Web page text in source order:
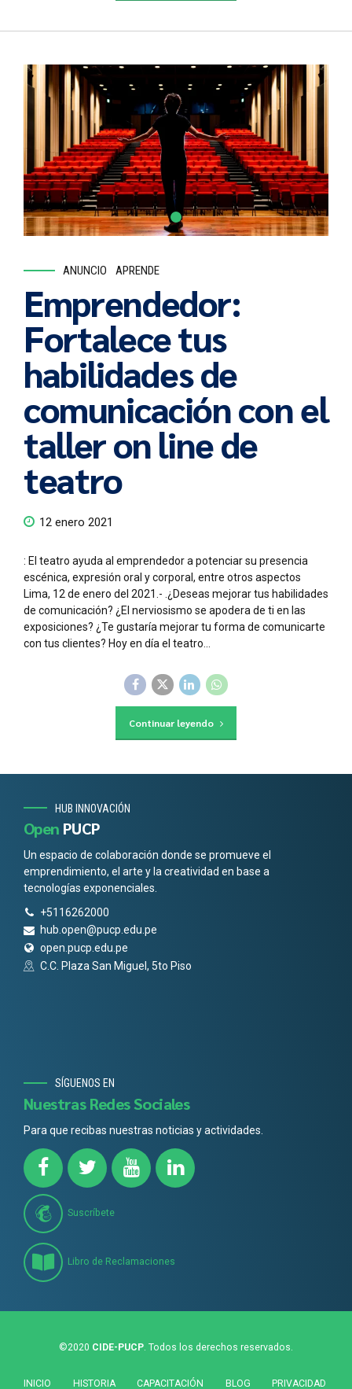
ANUNCIO APRENDE
Emprendedor:
Fortalece tus
habilidades de
comunicación con el
taller on line de
teatro
12 enero 2021
: El teatro ayuda al emprendedor a potenciar su presencia
escénica, expresión oral y corporal, entre otros aspectos
Lima, 12 de enero del 2021.- .¿Deseas mejorar tus habilidades
de comunicación? ¿El nerviosismo se apodera de ti en las
exposiciones? ¿Te gustaría mejorar tu forma de comunicarte
con tus clientes? Hoy en día el teatro...
Continuar leyendo
HUB INNOVACIÓN
Open PUCP
Un espacio de colaboración donde se promueve el
emprendimiento, el arte y la creatividad en base a
tecnologías exponenciales.
+5116262000
hub.open@pucp.edu.pe
open.pucp.edu.pe
C.C. Plaza San Miguel, 5to Piso
SÍGUENOS EN
Nuestras Redes Sociales
Para que recibas nuestras noticias y actividades.
Suscríbete
Libro de Reclamaciones
©2020 CIDE-PUCP. Todos los derechos reservados.
INICIO HISTORIA CAPACITACIÓN BLOG PRIVACIDAD